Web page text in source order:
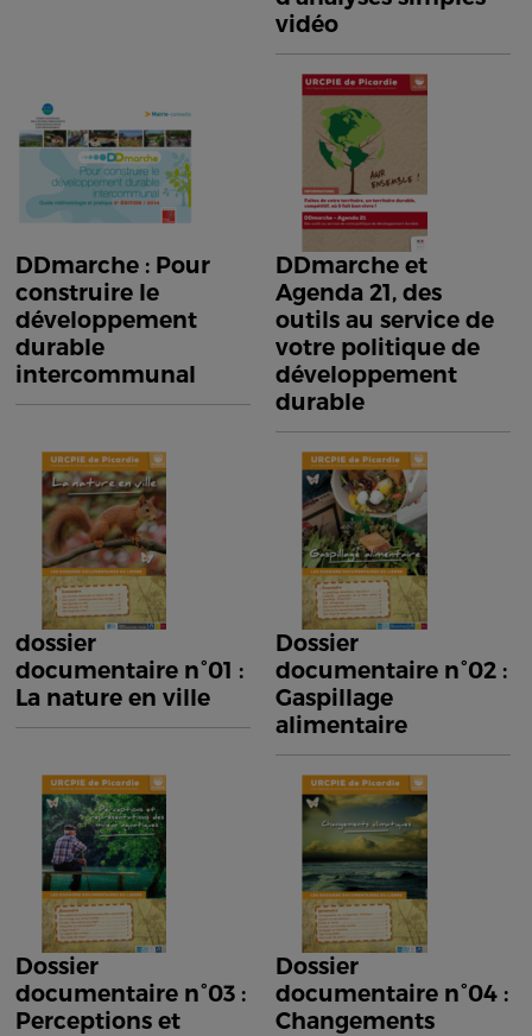
vidéo
DDmarche : Pour
construire le
développement
durable
intercommunal
DDmarche et
Agenda 21, des
outils au service de
votre politique de
développement
durable
dossier
documentaire n°01 :
La nature en ville
Dossier
documentaire n°02 :
Gaspillage
alimentaire
Dossier
documentaire n°03 :
Perceptions et
Dossier
documentaire n°04 :
Changements